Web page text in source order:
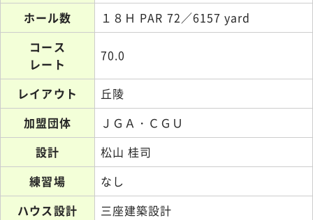
ホール数
１８Ｈ PAR 72／6157 yard
コース
レート
70.0
レイアウト
丘陵
加盟団体
ＪＧＡ・ＣＧＵ
設計
松山 桂司
練習場
なし
ハウス設計
三座建築設計